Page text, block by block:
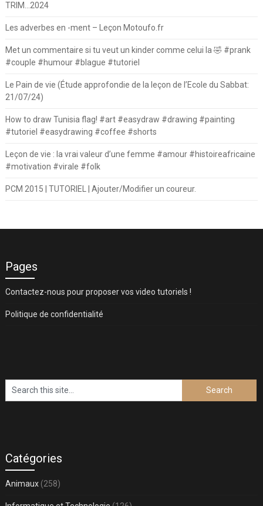
TRIM…2024
Les adverbes en -ment – Leçon Motoufo.fr
Met un commentaire si tu veut un kinder comme celui la 🤣 #prank
#couple #humour #blague #tutoriel
Le Pain de vie (Étude approfondie de la leçon de l’Ecole du Sabbat:
21/07/24)
How to draw Tunisia flag! #art #easydraw #drawing #painting
#tutoriel #easydrawing #coffee #shorts
Leçon de vie : la vrai valeur d’une femme #amour #histoireafricaine
#motivation #virale #folk
PCM 2015 | TUTORIEL | Ajouter/Modifier un coureur.
Pages
Contactez-nous pour proposer vos video tutoriels !
Politique de confidentialité
Catégories
Animaux(258)